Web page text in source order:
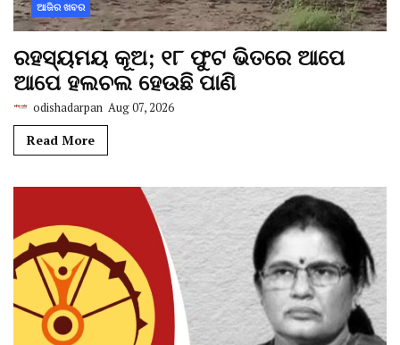
ଆଜିର ଖବର
ରହସ୍ୟମୟ କୂଅ; ୧୮ ଫୁଟ ଭିତରେ ଆପେ
ଆପେ ହଲଚଲ ହେଉଛି ପାଣି
odishadarpan Aug 07, 2026
Read More